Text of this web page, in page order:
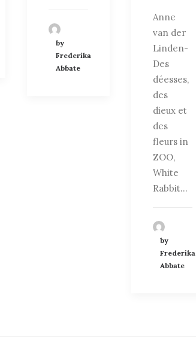
Anne
van der
Linden-
Des
déesses,
des
dieux et
des
fleurs in
ZOO,
White
Rabbit…
by
Frederika
Abbate
by
Frederika
Abbate